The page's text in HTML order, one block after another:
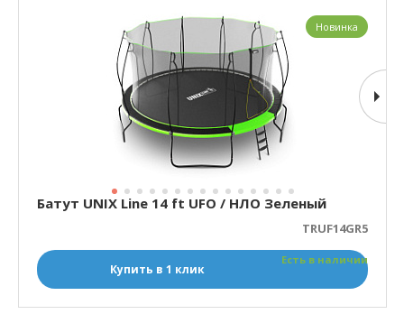
Батут UNIX Line 14 ft UFO / НЛО Зеленый
TRUF14GR5
Есть в наличии
Купить в 1 клик
Новинка